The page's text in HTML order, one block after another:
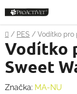
na
obsah
Domů
/ PES / Vodítko pro
Vodítko
Sweet
Značka: MA-NU